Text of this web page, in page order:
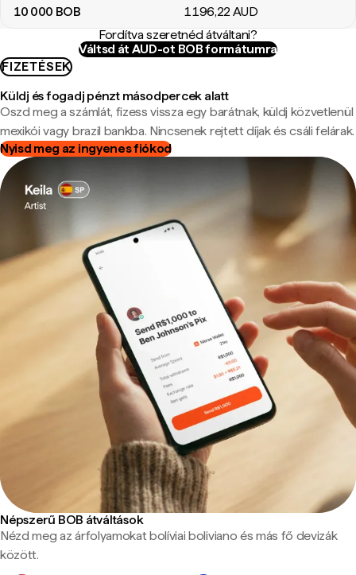
10 000 BOB 1196,22AUD
Fordítva szeretnéd átváltani?
Váltsd át AUD-ot BOB formátumra
FIZETÉSEK
Küldj és fogadj pénzt másodpercek alatt
Oszd meg a számlát, fizess vissza egy barátnak, küldj közvetlenül
mexikói vagy brazil bankba. Nincsenek rejtett díjak és csáli felárak.
Nyisd meg az ingyenes fiókod
Népszerű BOB átváltások
Nézd meg az árfolyamokat bolíviai boliviano és más fő devizák
között.